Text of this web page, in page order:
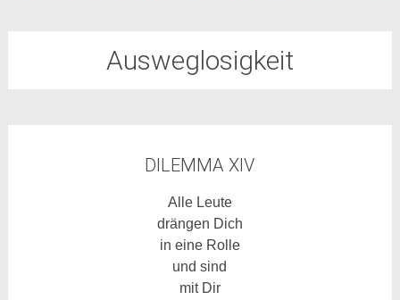
Ausweglosigkeit
DILEMMA XIV
Alle Leute
drängen Dich
in eine Rolle
und sind
mit Dir